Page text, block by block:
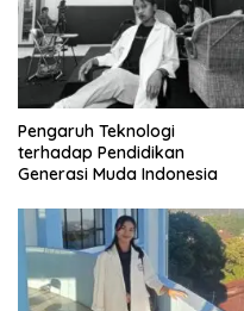
Pengaruh Teknologi
terhadap Pendidikan
Generasi Muda Indonesia